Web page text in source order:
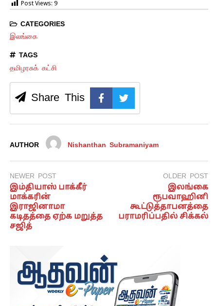
Post Views: 9
CATEGORIES
இலங்கை
TAGS
தமிழரசுக் கட்சி
Share This
AUTHOR Nishanthan Subramaniyam
NEWER POST
இம்தியாஸ் பாக்கீர்
மாக்கரின்
இராஜினாமா
கடிதத்தை ஏற்க மறுத்த
சஜித்
OLDER POST
இலங்கை
ரூபவாஹினி
கூட்டுத்தாபனத்தை
பராமரிப்பதில் சிக்கல்